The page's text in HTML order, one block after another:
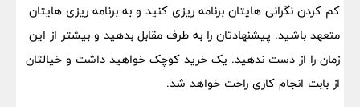
کم کردن نگرانی هایتان برنامه ریزی کنید و به برنامه ریزی هایتان
متعهد باشید. پیشنهادتان را به طرف مقابل بدهید و بیشتر از این
زمان را از دست ندهید. یک خرید کوچک خواهید داشت و خیالتان
از بابت انجام کاری راحت خواهد شد.